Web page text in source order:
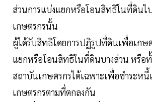
ส่วนการแบ่งแยกหรือโอนสิทธิในที่ดินไ
เกษตรกรนั้น
ผู้ได้รับสิทธิโดยการปฏิรูปที่ดินเพื่อเกษ
แยกหรือโอนสิทธิในที่ดินบางส่วน หรือ
สถาบันเกษตรกรได้เฉพาะเพื่อชําระห
เกษตรกรตามที่ตกลงกัน